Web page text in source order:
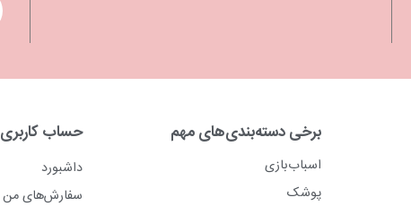
برخی دسته‌بندی‌های مهم
اسباب‌بازی
پوشک
حساب کاربری
داشبورد
سفارش‌های من